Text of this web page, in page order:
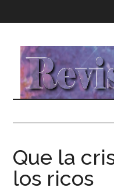
Que la
los ricos